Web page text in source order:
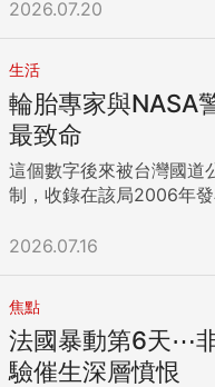
2026.07.20
生活
輪胎專家與NASA
最致命
這個數字後來被台灣國道
制，收錄在該局2006年
2026.07.16
焦點
法國暴動第6天⋯
驗催生深層憤恨